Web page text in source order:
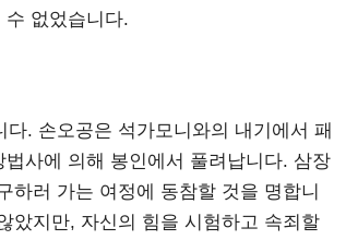
없었습니다.
. 손오공은 석가모니와의 내기에서 패
사에 의해 봉인에서 풀려납니다. 삼장
하러 가는 여정에 동참할 것을 명합니
았지만, 자신의 힘을 시험하고 속죄할